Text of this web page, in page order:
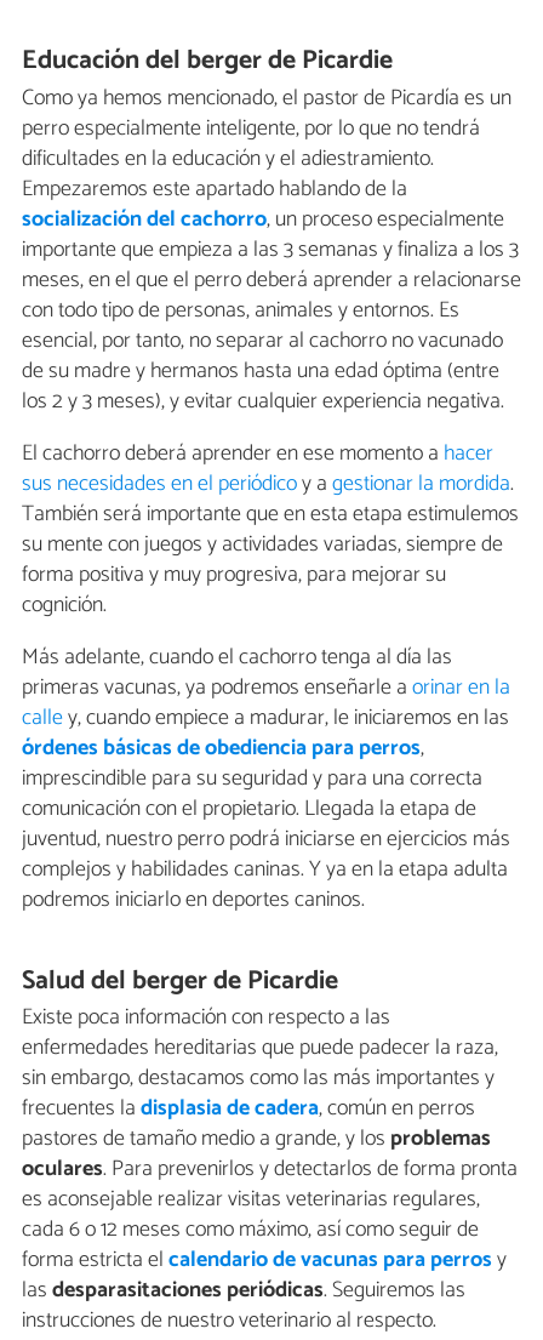
Educación del berger de Picardie
Como ya hemos mencionado, el pastor de Picardía es un
perro especialmente inteligente, por lo que no tendrá
dificultades en la educación y el adiestramiento.
Empezaremos este apartado hablando de la
socialización del cachorro, un proceso especialmente
importante que empieza a las 3 semanas y finaliza a los 3
meses, en el que el perro deberá aprender a relacionarse
con todo tipo de personas, animales y entornos. Es
esencial, por tanto, no separar al cachorro no vacunado
de su madre y hermanos hasta una edad óptima (entre
los 2 y 3 meses), y evitar cualquier experiencia negativa.
El cachorro deberá aprender en ese momento a hacer
sus necesidades en el periódicoy agestionar la mordida.
También será importante que en esta etapa estimulemos
su mente con juegos y actividades variadas, siempre de
forma positiva y muy progresiva, para mejorar su
cognición.
Más adelante, cuando el cachorro tenga al día las
primeras vacunas, ya podremos enseñarle aorinar en la
calley, cuando empiece a madurar, le iniciaremos en las
órdenes básicas de obediencia para perros,
imprescindible para su seguridad y para una correcta
comunicación con el propietario. Llegada la etapa de
juventud, nuestro perro podrá iniciarse en ejercicios más
complejos y habilidades caninas. Y ya en la etapa adulta
podremos iniciarlo en deportes caninos.
Salud del berger de Picardie
Existe poca información con respecto a las
enfermedades hereditarias que puede padecer la raza,
sin embargo, destacamos como las más importantes y
frecuentes ladisplasia de cadera, común en perros
pastores de tamaño medio a grande, y los problemas
oculares. Para prevenirlos y detectarlos de forma pronta
es aconsejable realizar visitas veterinarias regulares,
cada 6 o 12 meses como máximo, así como seguir de
forma estricta elcalendario de vacunas para perrosy
lasdesparasitaciones periódicas. Seguiremos las
instrucciones de nuestro veterinario al respecto.